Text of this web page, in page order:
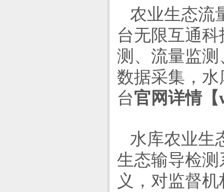
农业生态流
台无限互通
测、流量监
数据采集，
台官网详情【
水库农业生
生态输导检
义，对监督